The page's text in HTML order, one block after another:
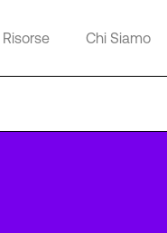
Chi Siamo